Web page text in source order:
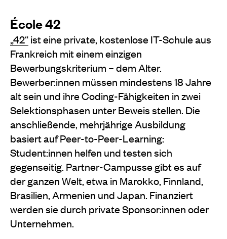
École 42
„42“ist eine private, kostenlose IT-Schule aus
Frankreich mit einem einzigen
Bewerbungskriterium – dem Alter.
Bewerber:innen müssen mindestens 18 Jahre
alt sein und ihre Coding-Fähigkeiten in zwei
Selektionsphasen unter Beweis stellen. Die
anschließende, mehrjährige Ausbildung
basiert auf Peer-to-Peer-Learning:
Student:innen helfen und testen sich
gegenseitig. Partner-Campusse gibt es auf
der ganzen Welt, etwa in Marokko, Finnland,
Brasilien, Armenien und Japan. Finanziert
werden sie durch private Sponsor:innen oder
Unternehmen.